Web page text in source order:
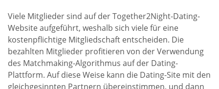
Viele Mitglieder sind auf der Together2Night-Dating-
Website aufgeführt, weshalb sich viele für eine
kostenpflichtige Mitgliedschaft entscheiden. Die
bezahlten Mitglieder profitieren von der Verwendung
des Matchmaking-Algorithmus auf der Dating-
Plattform. Auf diese Weise kann die Dating-Site mit den
gleichgesinnten Partnern übereinstimmen, und dann